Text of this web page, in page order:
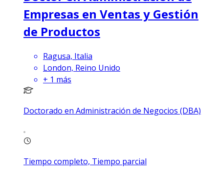
Empresas en Ventas y Gestión
de Productos
Ragusa, Italia
London, Reino Unido
+ 1 más
Doctorado en Administración de Negocios (DBA)
Tiempo completo, Tiempo parcial